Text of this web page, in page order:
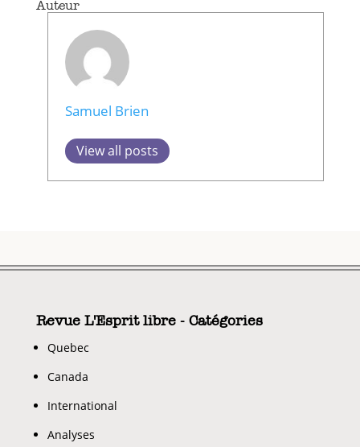
Auteur
Samuel Brien
View all posts
Revue L'Esprit libre - Catégories
Quebec
Canada
International
Analyses